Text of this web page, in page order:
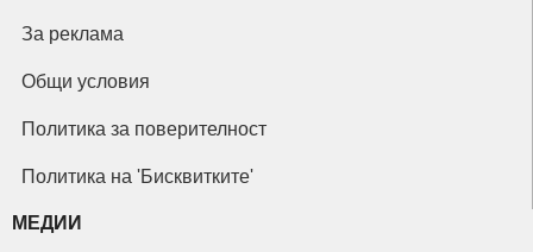
За реклама
Общи условия
Политика за поверителност
Политика на 'Бисквитките'
МЕДИИ